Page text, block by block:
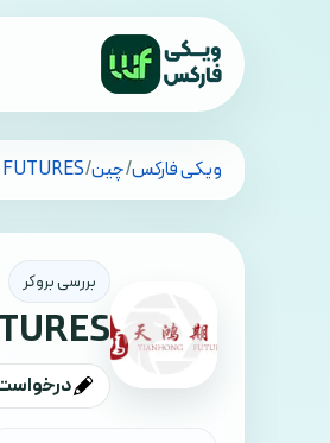
تمام کشورهاویکی فارکس/چین/
بررسی بروکر